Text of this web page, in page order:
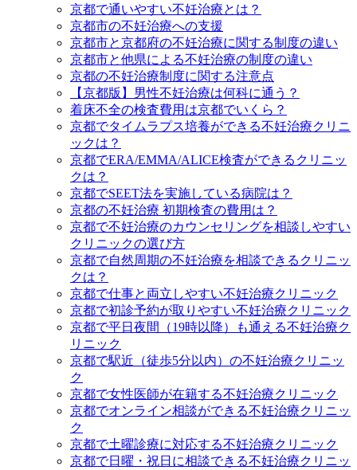
京都で通いやすい不妊治療とは？
京都市の不妊治療への支援
京都市と京都府の不妊治療に関する制度の違い
京都市と他県による不妊治療の制度の違い
京都の不妊治療制度に関する注意点
【京都版】男性不妊治療は何科に通う？
着床不全の検査費用は京都でいくら？
京都でタイムラプス培養ができる不妊治療クリニ
ックは？
京都でERA/EMMA/ALICE検査ができるクリニッ
クは？
京都でSEET法を実施している病院は？
京都の不妊治療 初期検査の費用は？
京都で不妊治療のカウンセリングを相談しやすい
クリニックの選び方
京都で自然周期の不妊治療を相談できるクリニッ
クは？
京都で仕事と両立しやすい不妊治療クリニック
京都で初診予約が取りやすい不妊治療クリニック
京都で平日夜間（19時以降）も通える不妊治療ク
リニック
京都で駅近（徒歩5分以内）の不妊治療クリニッ
ク
京都で女性医師が在籍する不妊治療クリニック
京都でオンライン相談ができる不妊治療クリニッ
ク
京都で土曜診療に対応する不妊治療クリニック
京都で日曜・祝日に相談できる不妊治療クリニッ